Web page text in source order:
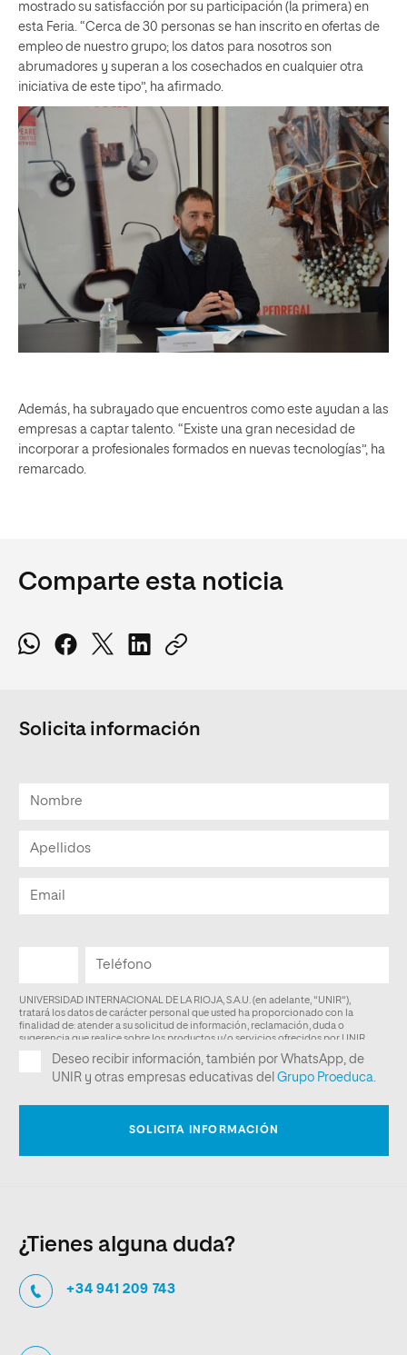
mostrado su satisfacción por su participación (la primera) en
esta Feria. “Cerca de 30 personas se han inscrito en ofertas de
empleo de nuestro grupo; los datos para nosotros son
abrumadores y superan a los cosechados en cualquier otra
iniciativa de este tipo”, ha afirmado.
Además, ha subrayado que encuentros como este ayudan a las
empresas a captar talento. “Existe una gran necesidad de
incorporar a profesionales formados en nuevas tecnologías”, ha
remarcado.
Comparte esta noticia
Solicita información
¿Tienes alguna duda?
+34 941 209 743